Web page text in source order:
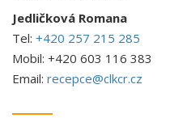
Jedličková Romana
Tel: +420 257 215 285
Mobil: +420 603 116 383
Email: recepce@clkcr.cz